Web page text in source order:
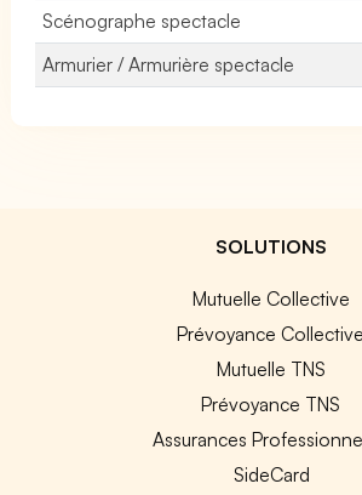
Scénographe spectacle
Armurier / Armurière spectacle
SOLUTIONS
Mutuelle Collective
Prévoyance Collective
Mutuelle TNS
Prévoyance TNS
Assurances
SideCard